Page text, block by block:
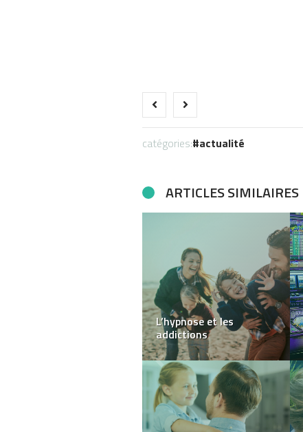
catégories: actualité
ARTICLES SIMILAIRES
COMBIEN DE
PARTENAIRES SEXUELS
FAUT-IL AVOIR CONNU
AVANT UNE RELATION
STABLE ?